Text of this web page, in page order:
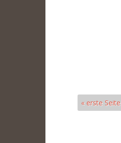
« erste Seite